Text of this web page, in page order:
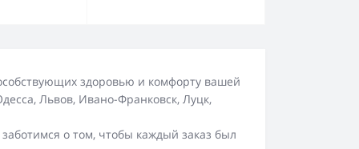
здоровью и комфорту вашей
Львов, Ивано-Франковск, Луцк,
о том, чтобы каждый заказ был